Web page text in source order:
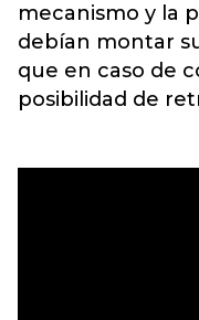
mecanismo y la
debían montar
que en caso de
posibilidad de